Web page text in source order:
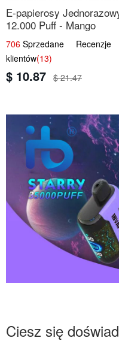
E-papierosy
12.000 Puff - Mango
Ananas Brzoskwinia |
Tropikalna Mieszanka
706 Sprzedane Recenzje
klientów(13)
$ 10.87 $ 21.47
Ciesz się